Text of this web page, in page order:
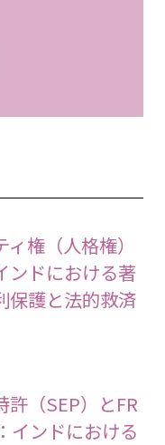
権（人格権）
ンドにおける著
保護と法的救済
許（SEP）とFR
インドにおける